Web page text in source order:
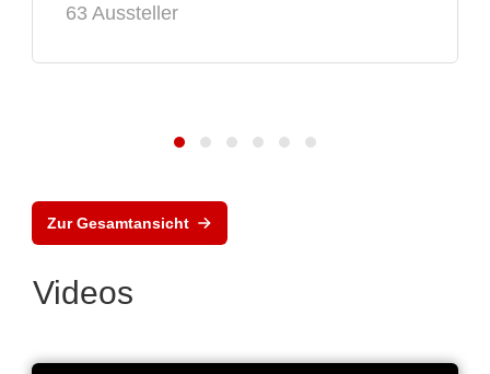
63 Aussteller
Zur Gesamtansicht
Videos